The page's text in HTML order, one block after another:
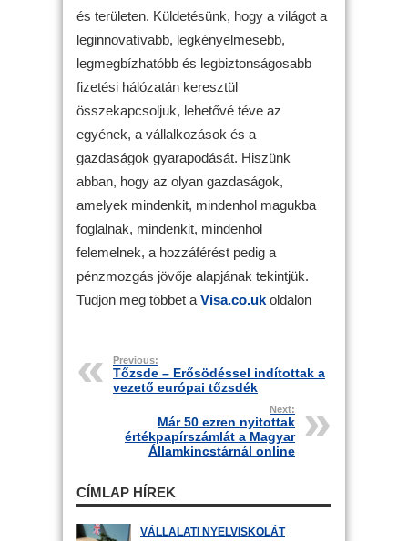
és területen. Küldetésünk, hogy a világot a
leginnovatívabb, legkényelmesebb,
legmegbízhatóbb és legbiztonságosabb
fizetési hálózatán keresztül
összekapcsoljuk, lehetővé téve az
egyének, a vállalkozások és a
gazdaságok gyarapodását. Hiszünk
abban, hogy az olyan gazdaságok,
amelyek mindenkit, mindenhol magukba
foglalnak, mindenkit, mindenhol
felemelnek, a hozzáférést pedig a
pénzmozgás jövője alapjának tekintjük.
Tudjon meg többet a Visa.co.uk oldalon
Previous:
Tőzsde – Erősödéssel indítottak a
vezető európai tőzsdék
Next:
Már 50 ezren nyitottak
értékpapírszámlát a Magyar
Államkincstárnál online
CÍMLAP HÍREK
VÁLLALATI NYELVISKOLÁT